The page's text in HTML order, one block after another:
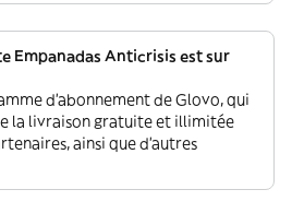
Empanadas Anticrisis est sur
d’abonnement de Glovo, qui
la livraison gratuite et illimitée
ainsi que d’autres